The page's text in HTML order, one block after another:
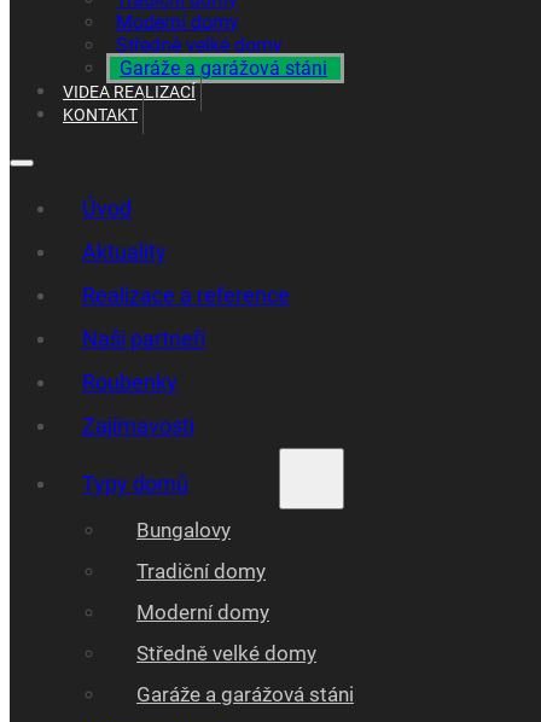
Moderní domy
Středně velké domy
Garáže a garážová stáni
VIDEA REALIZACÍ
KONTAKT
Úvod
Aktuality
Realizace a reference
Naši partneři
Roubenky
Zajímavosti
Typy domů
Bungalovy
Tradiční domy
Moderní domy
Středně velké domy
Garáže a garážová stáni